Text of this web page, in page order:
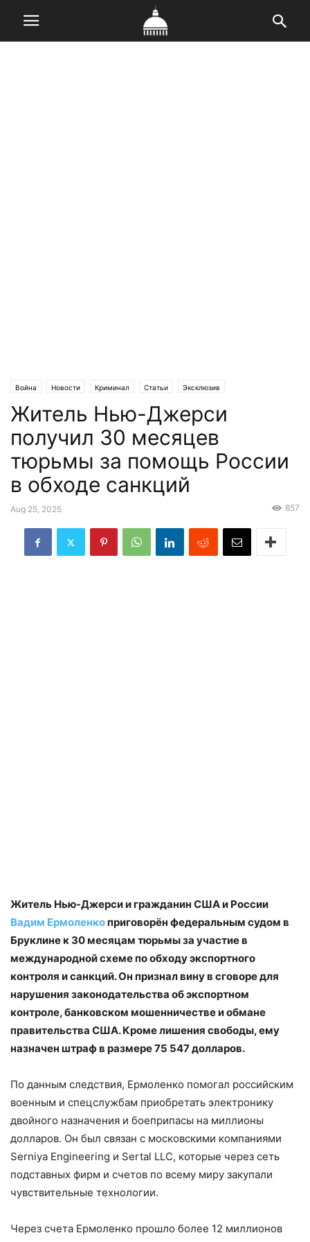
Война Новости Криминал Статьи Эксклюзив
Житель Нью-Джерси
получил 30 месяцев
тюрьмы за помощь России
в обходе санкций
Aug 25, 2025 857
Житель Нью-Джерси и гражданин США и России
Вадим Ермоленкоприговорён федеральным судом в
Бруклине к 30 месяцам тюрьмы за участие в
международной схеме по обходу экспортного
контроля и санкций. Он признал вину в сговоре для
нарушения законодательства об экспортном
контроле, банковском мошенничестве и обмане
правительства США. Кроме лишения свободы, ему
назначен штраф в размере 75 547 долларов.
По данным следствия, Ермоленко помогал российским
военным и спецслужбам приобретать электронику
двойного назначения и боеприпасы на миллионы
долларов. Он был связан с московскими компаниями
Serniya Engineering и Sertal LLC, которые через сеть
подставных фирм и счетов по всему миру закупали
чувствительные технологии.
Через счета Ермоленко прошло более 12 миллионов